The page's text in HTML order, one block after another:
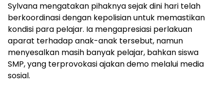
Sylvana mengatakan pihaknya sejak dini hari telah
berkoordinasi dengan kepolisian untuk memastikan
kondisi para pelajar. Ia mengapresiasi perlakuan
aparat terhadap anak-anak tersebut, namun
menyesalkan masih banyak pelajar, bahkan siswa
SMP, yang terprovokasi ajakan demo melalui media
sosial.